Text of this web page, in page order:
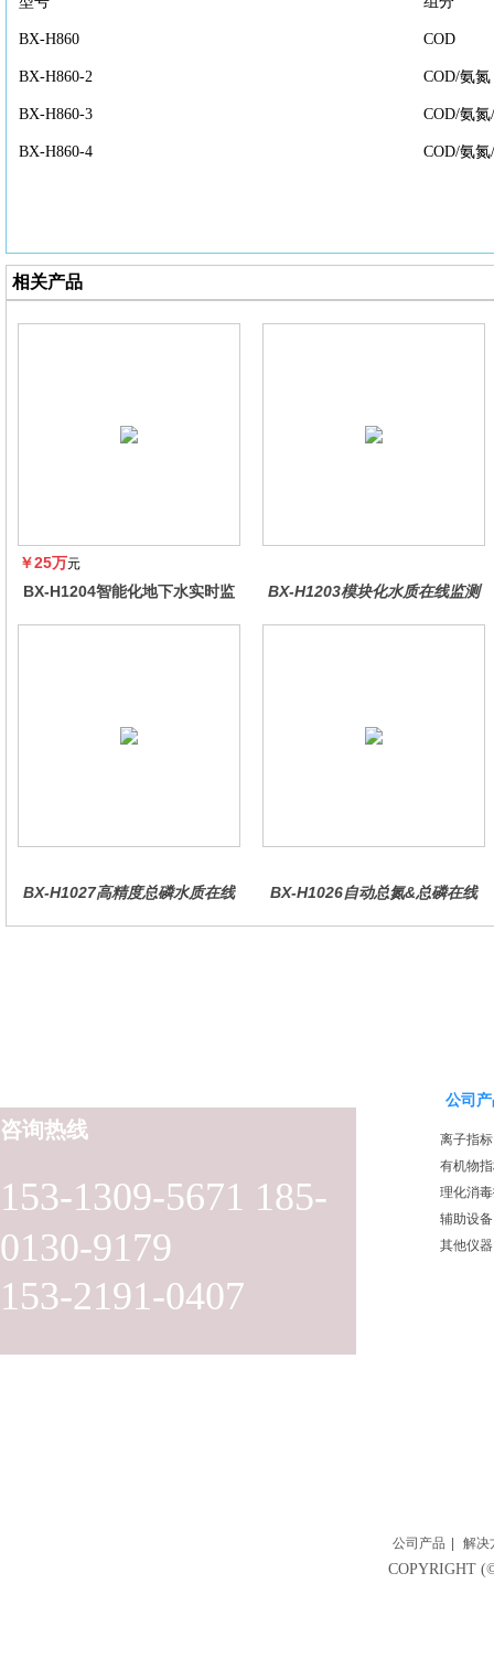
BX-H860 COD
BX-H860-2 COD/氨氮
BX-H860-3 COD/氨
BX-H860-4 COD/氨
相关产品
￥25万元
BX-H1204智能化地下水实时监
BX-H1203模块化水质在线监测
BX-H1027高精度总磷水质在线
BX-H1026自动总氮&总磷在线
153-1309-5671 185-
0130-9179
153-2191-0407
咨询热线
公司
离子指标
有机物
理化消
辅助设备
其他仪器
公司产品 解决
COPYRIGHT